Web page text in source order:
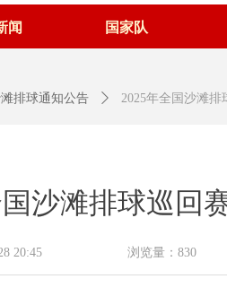
闻 国家队
国沙滩排球巡回
20:45 浏览量： 830
排球通知公告 ꄲ 2025年全国沙滩